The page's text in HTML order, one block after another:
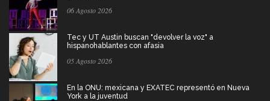
06 Agosto 2026
Tec y UT Austin buscan "devolver la voz" a
hispanohablantes con afasia
05 Agosto 2026
En la ONU: mexicana y EXATEC representó en Nueva
York a la juventud